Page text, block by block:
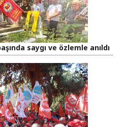
saygı ve özlemle anıldı